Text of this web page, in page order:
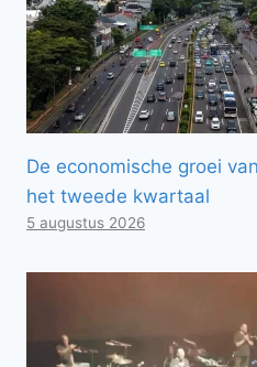
De economische groei
het tweede kwartaal
5 augustus 2026